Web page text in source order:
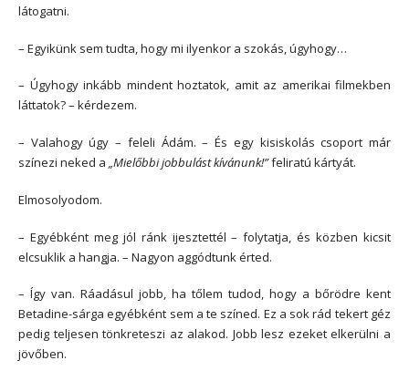
látogatni.
– Egyikünk sem tudta, hogy mi ilyenkor a szokás, úgyhogy…
– Úgyhogy inkább mindent hoztatok, amit az amerikai filmekben
láttatok? – kérdezem.
– Valahogy úgy – feleli Ádám. – És egy kisiskolás csoport már
színezi neked a „Mielőbbi jobbulást kívánunk!”feliratú kártyát.
Elmosolyodom.
– Egyébként meg jól ránk ijesztettél – folytatja, és közben kicsit
elcsuklik a hangja. – Nagyon aggódtunk érted.
– Így van. Ráadásul jobb, ha tőlem tudod, hogy a bőrödre kent
Betadine-sárga egyébként sem a te színed. Ez a sok rád tekert géz
pedig teljesen tönkreteszi az alakod. Jobb lesz ezeket elkerülni a
jövőben.